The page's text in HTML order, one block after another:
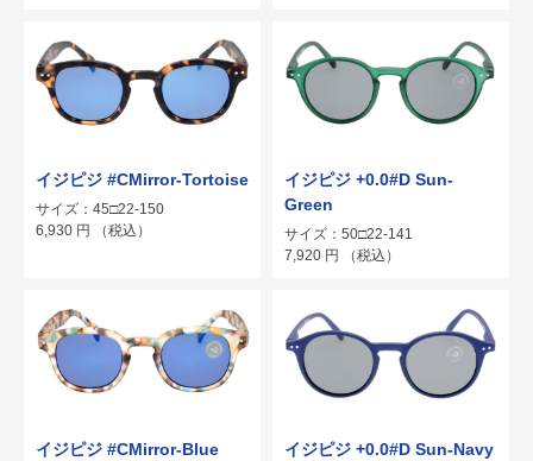
イジピジ #CMirror-Tortoise
サイズ：45□22-150
6,930 円 （税込）
イジピジ +0.0#D Sun-
Green
サイズ：50□22-141
7,920 円 （税込）
イジピジ #CMirror-Blue
イジピジ +0.0#D Sun-Navy